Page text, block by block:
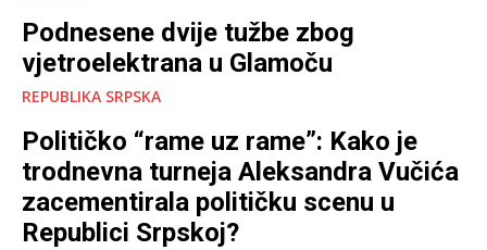
Podnesene dvije tužbe zbog
vjetroelektrana u Glamoču
REPUBLIKA SRPSKA
Političko “rame uz rame”: Kako je
trodnevna turneja Aleksandra Vučića
zacementirala političku scenu u
Republici Srpskoj?